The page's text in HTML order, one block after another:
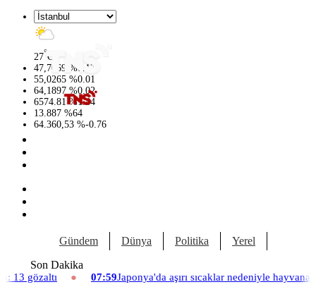
27°C
47,7069 %0.17
55,0265 %0.01
64,1897 %0.02
6574.81 %1.44
13.887 %64
64.360,53 %-0.76
Gündem Dünya Politika Yerel
Son Dakika
07:59Japonya'da aşırı sıcaklar nedeniyle hayvanat bahçesinde üç